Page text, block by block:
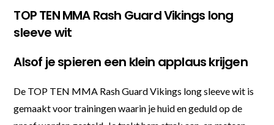
TOP TEN MMA Rash Guard Vikings long
sleeve wit
Alsof je spieren een klein applaus krijgen
De TOP TEN MMA Rash Guard Vikings long sleeve wit is
gemaakt voor trainingen waarin je huid en geduld op de